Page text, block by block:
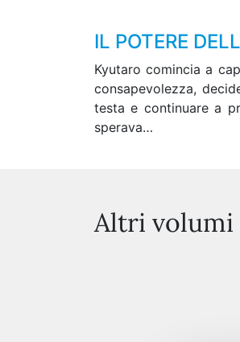
IL POTERE
Kyutaro comincia a
consapevolezza,
testa e continuare a
sperava…
Altri volumi